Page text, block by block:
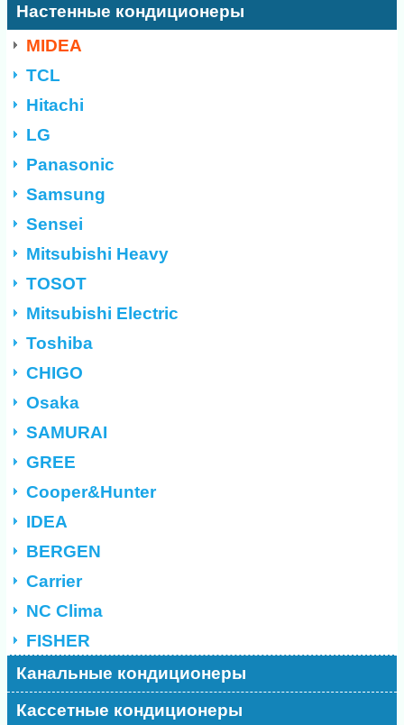
Настенные кондиционеры
MIDEA
TCL
Hitachi
LG
Panasonic
Samsung
Sensei
Mitsubishi Heavy
TOSOT
Mitsubishi Electric
Toshiba
CHIGO
Osaka
SAMURAI
GREE
Cooper&Hunter
IDEA
BERGEN
Carrier
NC Clima
FISHER
Канальные кондиционеры
Кассетные кондиционеры